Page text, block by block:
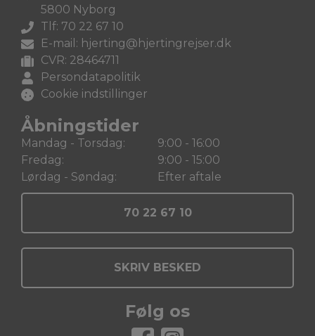
5800 Nyborg
Tlf: 70 22 67 10
E-mail: hjerting@hjertingrejser.dk
CVR: 28464711
Persondatapolitik
Cookie indstillinger
Åbningstider
Mandag - Torsdag:
Fredag:
Lørdag - Søndag:
9:00 - 16:00
9:00 - 15:00
Efter aftale
70 22 67 10
SKRIV BESKED
Følg os